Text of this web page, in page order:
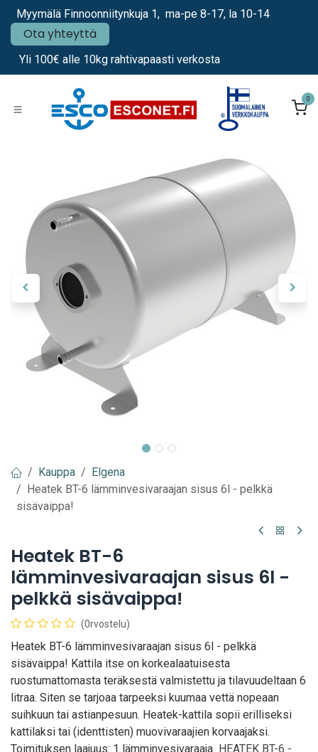
Siirry sisältöön
Myymälä Finnoonniitynkuja 1, ma-pe 8-17, la 10-14
Ota yhteyttä
Yli 100€ alle 10kg rahtivapaasti verkosta
0
Kauppa
Elgena
Heatek BT-6 lämminvesivaraajan sisus 6l - pelkkä
sisävaippa!
Heatek BT-6
lämminvesivaraajan sisus 6l -
pelkkä sisävaippa!
(0rvostelu)
Heatek BT-6 lämminvesivaraajan sisus 6l - pelkkä
sisävaippa! Kattila itse on korkealaatuisesta
ruostumattomasta teräksestä valmistettu ja tilavuudeltaan 6
litraa. Siten se tarjoaa tarpeeksi kuumaa vettä nopeaan
suihkuun tai astianpesuun. Heatek-kattila sopii erilliseksi
kattilaksi tai (identtisten) muovivaraajien korvaajaksi.
Toimituksen laajuus: 1 lämminvesivaraaja HEATEK BT-6 -